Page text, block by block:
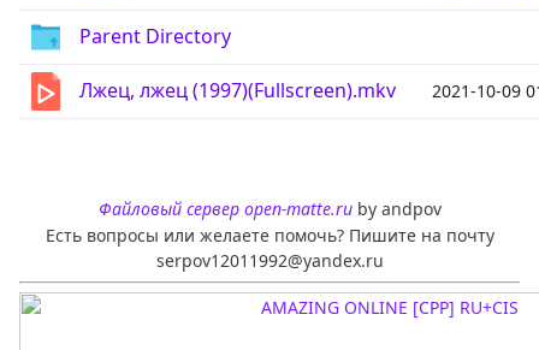
Parent Directory
Лжец, лжец (1997)(Fullscreen).mkv 2021-10-09
Файловый сервер open-matte.ruby andpov
Есть вопросы или желаете помочь? Пишите на почту
serpov12011992@yandex.ru